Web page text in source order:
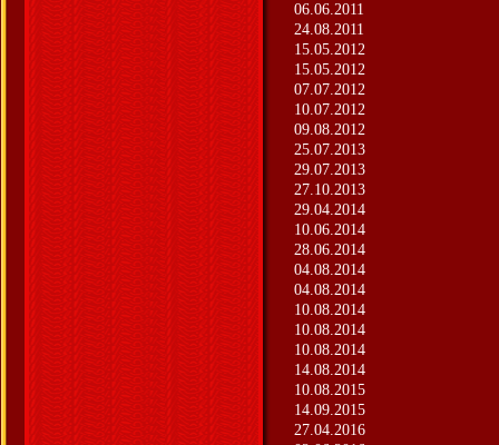
06.06.2011
24.08.2011
15.05.2012
15.05.2012
07.07.2012
10.07.2012
09.08.2012
25.07.2013
29.07.2013
27.10.2013
29.04.2014
10.06.2014
28.06.2014
04.08.2014
04.08.2014
10.08.2014
10.08.2014
10.08.2014
14.08.2014
10.08.2015
14.09.2015
27.04.2016